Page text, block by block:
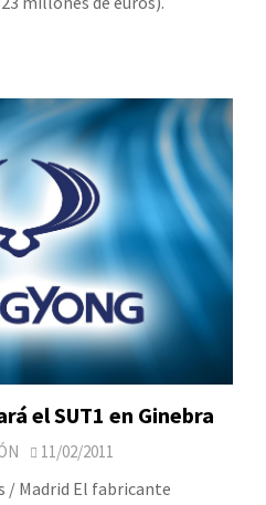
el SUT1 en Ginebra
11/02/2011
/ Madrid El fabricante